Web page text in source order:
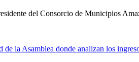
del Consorcio de Municipios